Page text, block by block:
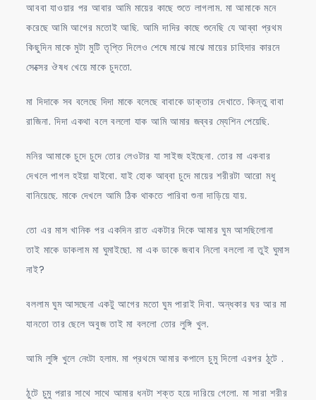
আববা যাওয়ার পর আবার আমি মায়ের কাছে শুতে লাগলাম. মা আমাকে মনে
করেছে আমি আগের মতোই আছি. আমি দাদির কাছে শুনেছি যে আব্বা প্রথম
কিছুদিন মাকে মুটা মুটি তৃপ্তি দিলেও শেষে মাঝে মাঝে মায়ের চাহিদার কারনে
সেক্সের ঔষধ খেয়ে মাকে চুদতো.
মা দিদাকে সব বলেছে দিদা মাকে বলেছে বাবাকে ডাক্তার দেখাতে. কিন্তু বাবা
রাজিনা. দিদা একথা বলে বললো যাক আমি আমার জব্বর ম্যেশিন পেয়েছি.
মনির আমাকে চুদে চুদে তোর লেওটার যা সাইজ হইছেনা. তোর মা একবার
দেখলে পাগল হইয়া যাইবো. যাই হোক আব্বা চুদে মায়ের শরীরটা আরো মধু
বানিয়েছে. মাকে দেখলে আমি ঠিক থাকতে পারিবা শুনা দাড়িয়ে যায়.
তো এর মাস খানিক পর একদিন রাত একটার দিকে আমার ঘুম আসছিলোনা
তাই মাকে ডাকলাম মা ঘুমাইছো. মা এক ডাকে জবাব নিলো বললো না তুই ঘুমাস
নাই?
বললাম ঘুম আসছেনা একটু আগের মতো ঘুম পারাই দিবা. অন্ধকার ঘর আর মা
যানতো তার ছেলে অবুজ তাই মা বললো তোর লুঙ্গি খুল.
আমি লুঙ্গি খুলে নেংটা হলাম. মা প্রথমে আমার কপালে চুমু দিলো এরপর ঠুটে .
ঠুটে চুমু পরার সাথে সাথে আমার ধনটা শক্ত হয়ে দারিয়ে গেলো. মা সারা শরীর